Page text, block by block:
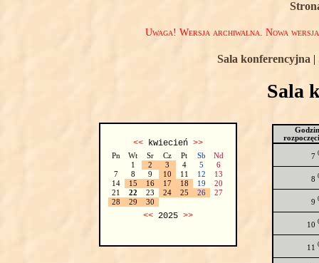
Uwaga! Wersja archiwalna. Nowa
Sala konferencyjna |
Sala
<<kwiecień >>
Pn Wt Sr Cz Pt Sb
Nd
1
2 3 4 5
6
7
8 9 10 11 12
13
14
15 16 17 18 19
20
21
22 23 24 25 26
27
28
29 30
<<2025 >>
7
8
9
10
11